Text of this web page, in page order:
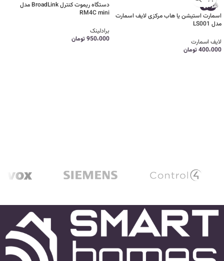
اسمارت استیشن یا هاب مرکزی لایف اسمارت
مدل LS001
لایف اسمارت
400،000تومان
دستگاه ریموت کنترل BroadLink مدل
RM4C mini
برادلینک
950،000تومان